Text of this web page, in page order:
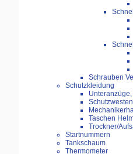
Schrauben
Schutzkleidung
Taschen
Trockner/
Startnummern
Tankschaum
Thermometer